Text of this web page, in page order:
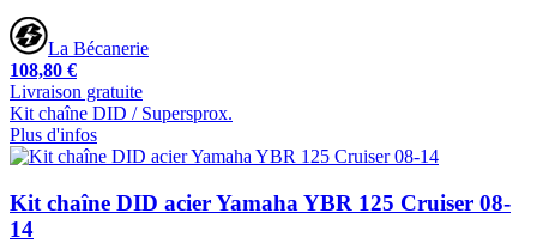
La Bécanerie
108,80 €
Livraison gratuite
Kit chaîne DID / Supersprox.
Plus d'infos
Kit chaîne DID acier Yamaha YBR 125 Cruiser 08-
14